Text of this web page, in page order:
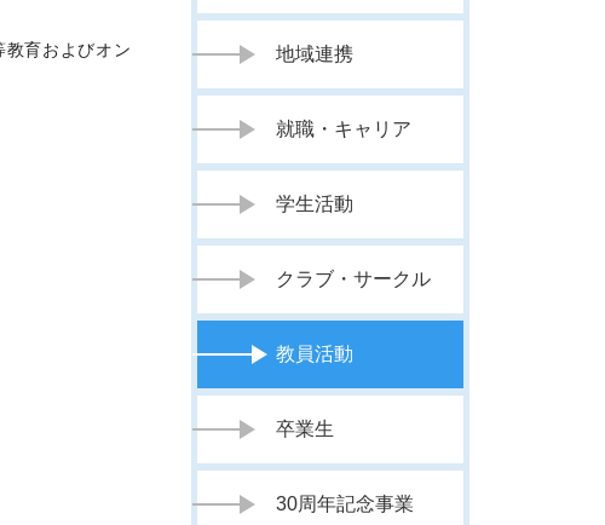
教育およびオン
地域連携
就職・キャリア
学生活動
クラブ・サークル
教員活動
卒業生
30周年記念事業